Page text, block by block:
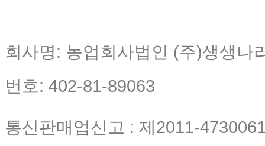
회사명: 농업회사법인 (주)생생나
번호: 402-81-89063
통신판매업신고 : 제2011-